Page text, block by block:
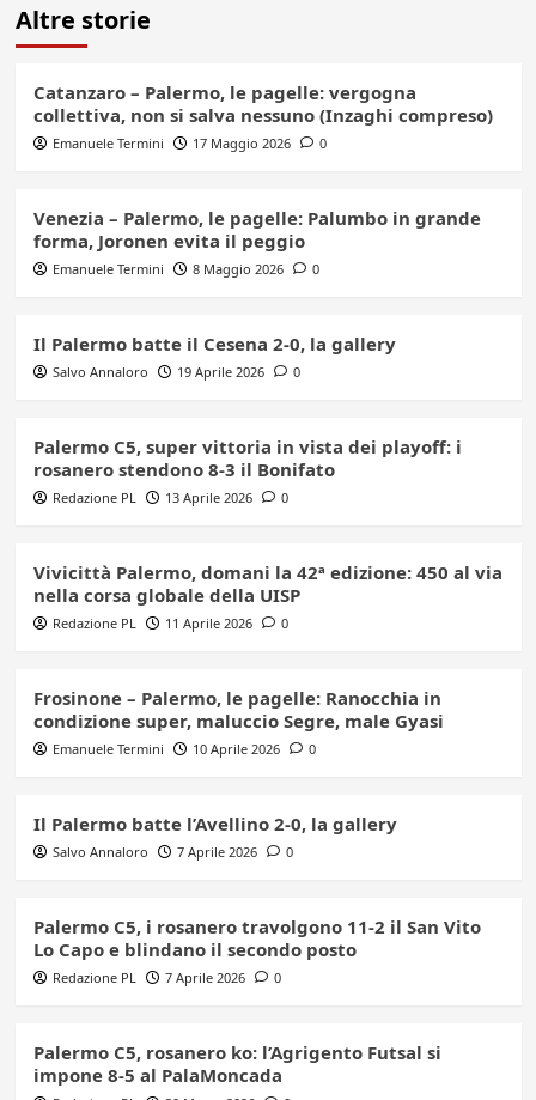
Altre storie
Catanzaro – Palermo, le pagelle: vergogna
collettiva, non si salva nessuno (Inzaghi compreso)
Emanuele Termini 17 Maggio 2026 0
Venezia – Palermo, le pagelle: Palumbo in grande
forma, Joronen evita il peggio
Emanuele Termini 8 Maggio 2026 0
Il Palermo batte il Cesena 2-0, la gallery
Salvo Annaloro 19 Aprile 2026 0
Palermo C5, super vittoria in vista dei playoff: i
rosanero stendono 8-3 il Bonifato
Redazione PL 13 Aprile 2026 0
Vivicittà Palermo, domani la 42ª edizione: 450 al via
nella corsa globale della UISP
Redazione PL 11 Aprile 2026 0
Frosinone – Palermo, le pagelle: Ranocchia in
condizione super, maluccio Segre, male Gyasi
Emanuele Termini 10 Aprile 2026 0
Il Palermo batte l’Avellino 2-0, la gallery
Salvo Annaloro 7 Aprile 2026 0
Palermo C5, i rosanero travolgono 11-2 il San Vito
Lo Capo e blindano il secondo posto
Redazione PL 7 Aprile 2026 0
Palermo C5, rosanero ko: l’Agrigento Futsal si
impone 8-5 al PalaMoncada